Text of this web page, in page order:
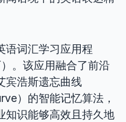
语词汇学习应用程
。该应用融合了前沿
宾浩斯遗忘曲线
）的智能记忆算法，
知识能够高效且持久地